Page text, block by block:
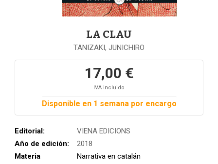
LA CLAU
TANIZAKI, JUNICHIRO
17,00 €
IVA incluido
Disponible en 1 semana por encargo
Editorial:
VIENA EDICIONS
Año de edición:
2018
Materia
Narrativa en catalán